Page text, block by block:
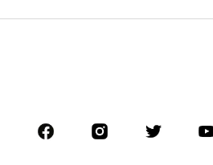
Faldas
Zapatos